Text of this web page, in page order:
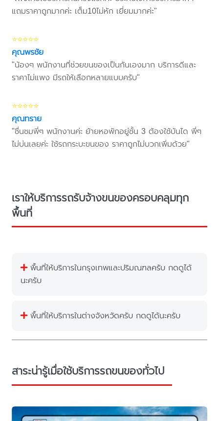
แถมราคาถูกมากค่ะ เต็ม10ไม่หัก เยี่ยมมากค่ะ"
⭐⭐⭐⭐⭐
คุณพรชัย
"น้องๆ พนักงานที่ช่วยขนของเป็นกันเองมาก บริการดีและ
ราคาไม่แพง มีรถให้เลือกหลายแบบครับ"
⭐⭐⭐⭐⭐
คุณทราย
"ชื่นชมพี่ๆ พนักงานค่ะ ย้ายหอพักอยู่ชั้น 3 ต้องใช้บันได พี่ๆ
ไม่บ่นเลยค่ะ ใช้รถกระบะขนของ ราคาถูกไม่บวกเพิ่มด้วย"
เราให้บริการรถรับจ้างขนของครอบคลุมทุก
พื้นที่
พื้นที่ให้บริการในกรุงเทพและปริมณฑลครับ กดดูได้
นะครับ
พื้นที่ให้บริการในต่างจังหวัดครับ กดดูได้นะครับ
สาระน่ารู้เมื่อใช้บริการรถขนของทั่วไป